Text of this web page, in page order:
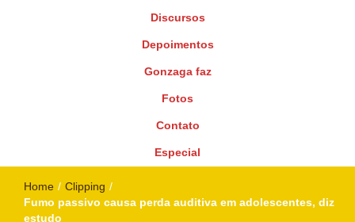
Discursos
Depoimentos
Gonzaga faz
Fotos
Contato
Especial
Home / Clipping /
Fumo passivo causa perda auditiva em adolescentes, diz
estudo